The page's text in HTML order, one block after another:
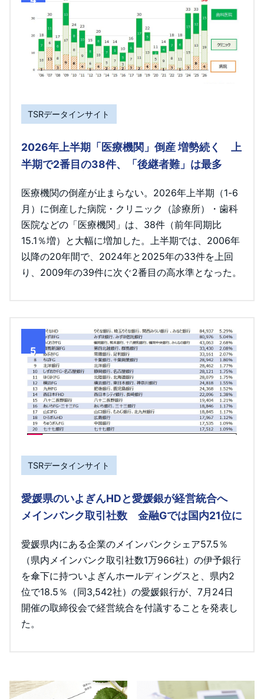
TSRデータインサイト
2026年上半期「医療機関」倒産 増勢続く 上
半期で2番目の38件、「後継者難」は最多
医療機関の倒産が止まらない。2026年上半期（1-6
月）に倒産した病院・クリニック（診療所）・歯科
医院などの「医療機関」は、38件（前年同期比
15.1％増）と大幅に増加した。上半期では、2006年
以降の20年間で、2024年と2025年の33件を上回
り、2009年の39件に次ぐ2番目の高水準となった。
5
TSRデータインサイト
愛媛県のいよぎんHDと愛媛銀が経営統合へ
メインバンク取引社数 金融Gでは国内21位に
愛媛県内にある企業のメインバンクシェア57.5％
（県内メインバンク取引社数1万966社）の伊予銀行
を傘下に持ついよぎんホールディングスと、県内2
位で18.5％（同3,542社）の愛媛銀行が、7月24日
開催の取締役会で経営統合を付議することを発表し
た。